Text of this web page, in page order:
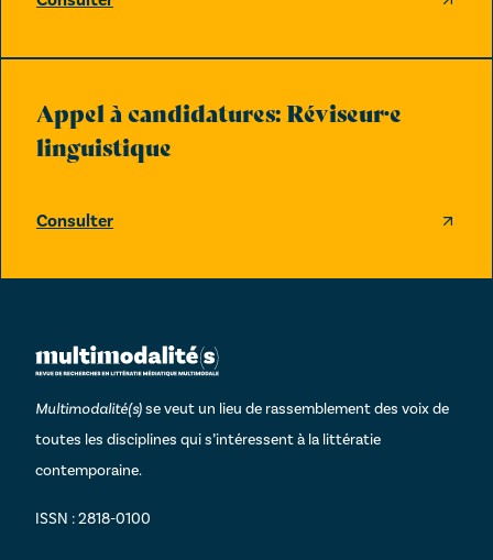
Appel à candidatures: Réviseur·e
linguistique
Consulter
Multimodalité(s)se veut un lieu de rassemblement des voix de
toutes les disciplines qui s’intéressent à la littératie
contemporaine.
ISSN : 2818-0100